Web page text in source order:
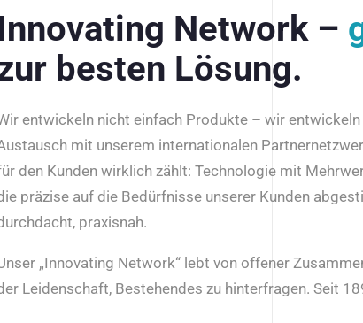
Innovating Network –
besten Lösung.
entwickeln nicht einfach Produkte – wir
mit unserem internationalen
den Kunden wirklich zählt: Technologie mit
präzise auf die Bedürfnisse unserer Kunden
praxisnah.
„Innovating Network“ lebt von offener
Leidenschaft, Bestehendes zu hinterfragen. Seit